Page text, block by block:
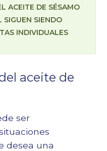
ACEITE DE SÉSAMO
SIGUEN SIENDO
INDIVIDUALES
aceite de
ser
desea una